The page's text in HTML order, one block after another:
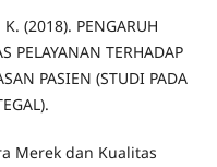
(2018). PENGARUH
PELAYANAN TERHADAP
PASIEN (STUDI PADA
Merek dan Kualitas